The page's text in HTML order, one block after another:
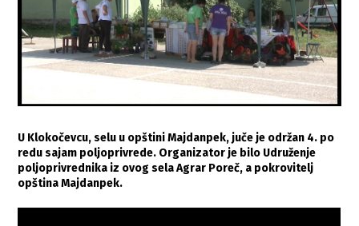
U Klokočevcu, selu u opštini Majdanpek, juče je održan 4. po
redu sajam poljoprivrede. Organizator je bilo Udruženje
poljoprivrednika iz ovog sela Agrar Poreč, a pokrovitelj
opština Majdanpek.